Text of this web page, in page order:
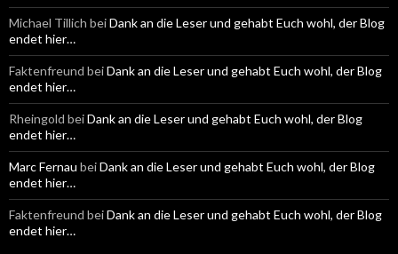
Michael Tillich beiDank an die Leser und gehabt Euch wohl, der Blog
endet hier…
Faktenfreund beiDank an die Leser und gehabt Euch wohl, der Blog
endet hier…
Rheingold beiDank an die Leser und gehabt Euch wohl, der Blog
endet hier…
Marc Fernau beiDank an die Leser und gehabt Euch wohl, der Blog
endet hier…
Faktenfreund beiDank an die Leser und gehabt Euch wohl, der Blog
endet hier…